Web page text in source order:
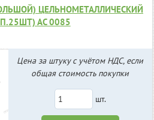
ЦЕЛЬНОМЕТАЛЛИЧЕСКИЙ
АС 0085
Цена за штуку с учётом НДС, если
общая стоимость покупки
шт.